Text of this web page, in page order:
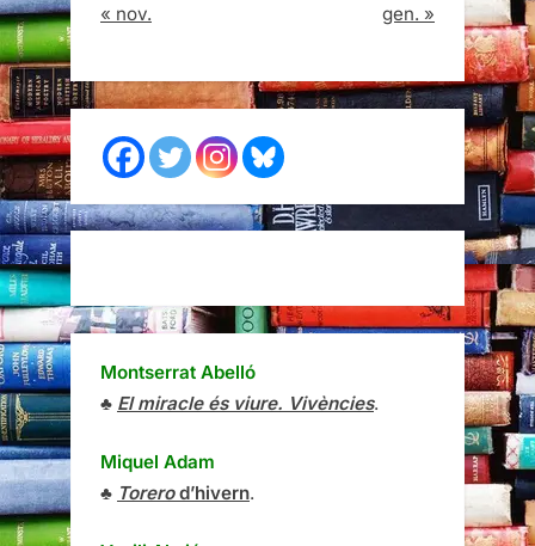
« nov.
gen. »
Montserrat Abelló
♣ El miracle és viure. Vivències.
Miquel Adam
♣ Torerod’hivern.